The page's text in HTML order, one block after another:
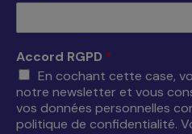
Accord RGPD *
En cochant cette case,
notre newsletter et vous
vos données personnelles
politique de confidentialité.